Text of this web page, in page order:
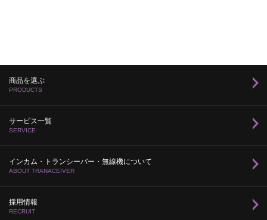
商品を選ぶ
PRODUCTS
サービス一覧
SERVICE
インカム・トランシーバー・無線機について
ABOUT TRANACEIVER
採用情報
RECRUIT